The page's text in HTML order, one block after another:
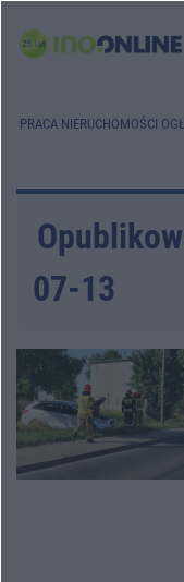
PRACA NIERUCHOMOŚCI
07-13